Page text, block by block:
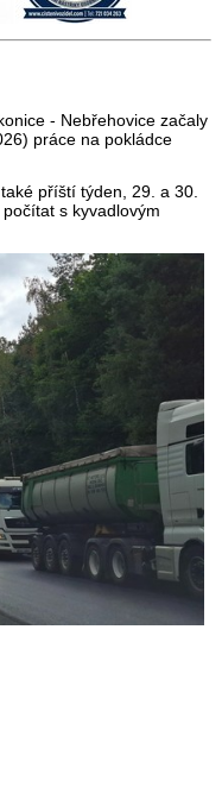
- Nebřehovice začaly
práce na pokládce
příští týden, 29. a 30.
s kyvadlovým